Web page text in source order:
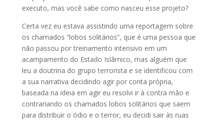
executo, mas você sabe como nasceu esse projeto?
Certa vez eu estava assistindo uma reportagem sobre
os chamados “lobos solitários”, que é uma pessoa que
não passou por treinamento intensivo em um
acampamento do Estado Islâmico, mas alguém que
leu a doutrina do grupo terrorista e se identificou com
a sua narrativa decidindo agir por conta própria,
baseada na ideia em agir eu resolvi ir à contra mão e
contrariando os chamados lobos solitários que saem
para distribuir o ódio e o terror, eu decidi sair às ruas